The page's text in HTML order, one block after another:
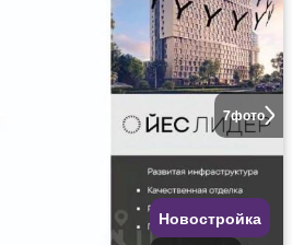
7фото
Новостройка